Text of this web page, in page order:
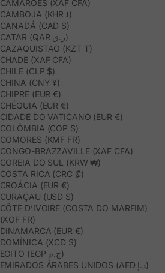
CAMARÕES (XAF CFA)
CAMBOJA (KHR ៛)
CANADÁ (CAD $)
CATAR (QAR ر.ق)
CAZAQUISTÃO (KZT ₸)
CHADE (XAF CFA)
CHILE (CLP $)
CHINA (CNY ¥)
CHIPRE (EUR €)
CHÉQUIA (EUR €)
CIDADE DO VATICANO (EUR €)
COLÔMBIA (COP $)
COMORES (KMF FR)
CONGO-BRAZZAVILLE (XAF CFA)
COREIA DO SUL (KRW ₩)
COSTA RICA (CRC ₡)
CROÁCIA (EUR €)
CURAÇAU (USD $)
CÔTE D’IVOIRE (COSTA DO MARFIM)
(XOF FR)
DINAMARCA (EUR €)
DOMÍNICA (XCD $)
EGITO (EGP ج.م)
EMIRADOS ÁRABES UNIDOS (AED د.إ)